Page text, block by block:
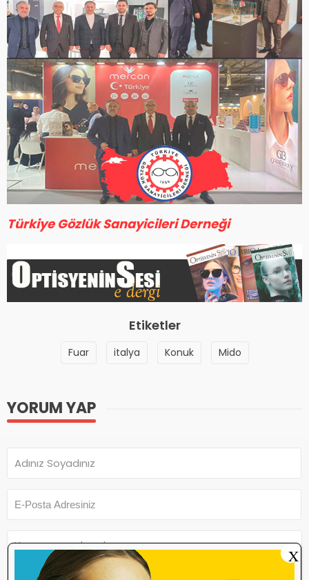
Türkiye Gözlük Sanayicileri Derneği
Etiketler
Fuar italya Konuk Mido
YORUM YAP
X